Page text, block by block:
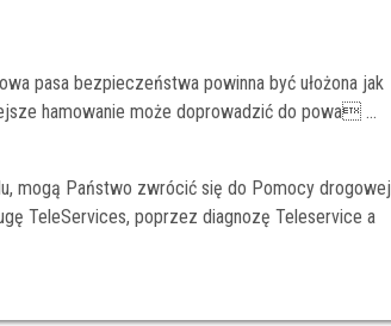
pasa bezpieczeństwa powinna być ułożona jak
hamowanie może doprowadzić do powa ...
mogą Państwo zwrócić się do Pomocy drogowej
TeleServices, poprzez diagnozę Teleservice a